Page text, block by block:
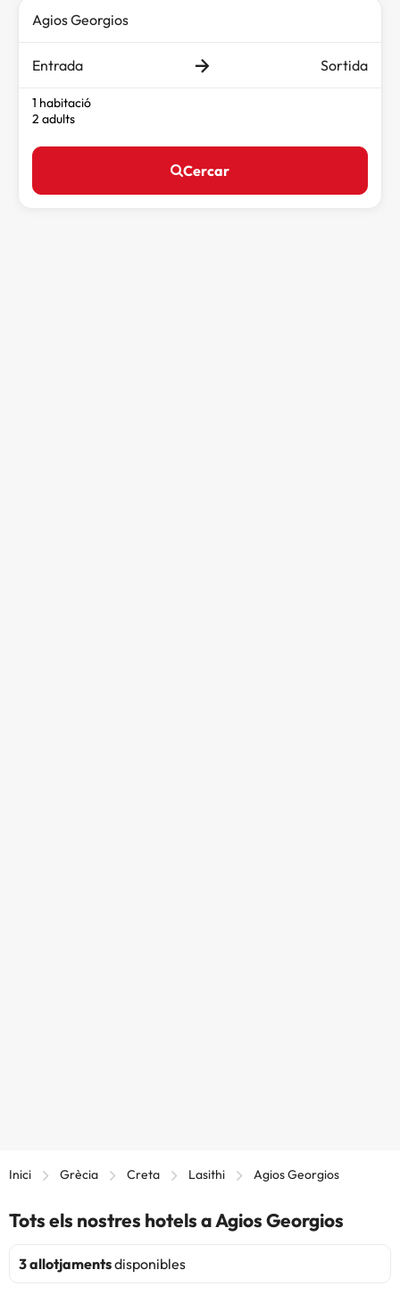
Entrada Sortida
1 habitació
2 adults
Cercar
Inici Grècia Creta Lasithi Agios Georgios
Tots els nostres hotels a Agios Georgios
3 allotjamentsdisponibles